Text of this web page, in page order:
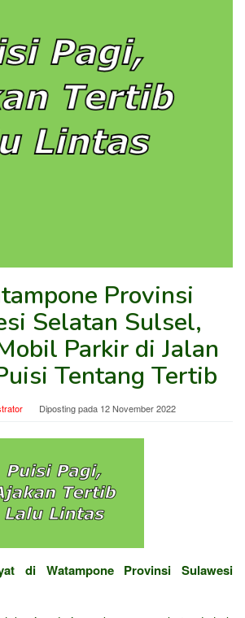
Provinsi
Selatan Sulsel,
Parkir di Jalan
Tentang Tertib
Diposting pada 12 November 2022
di Watampone Provinsi Sulawesi